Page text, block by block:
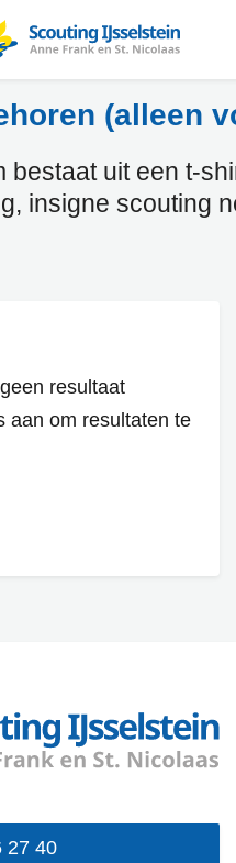
(alleen
bestaat uit een t-
insigne scouting
resultaat
aan om resultaten te
27 40